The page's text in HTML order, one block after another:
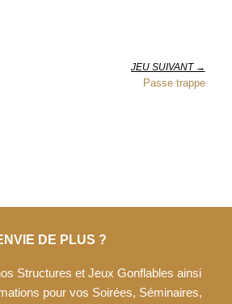
JEU SUIVANT →
Passe trappe
DE PLUS ?
Structures et Jeux Gonflables ainsi
pour vos Soirées, Séminaires,